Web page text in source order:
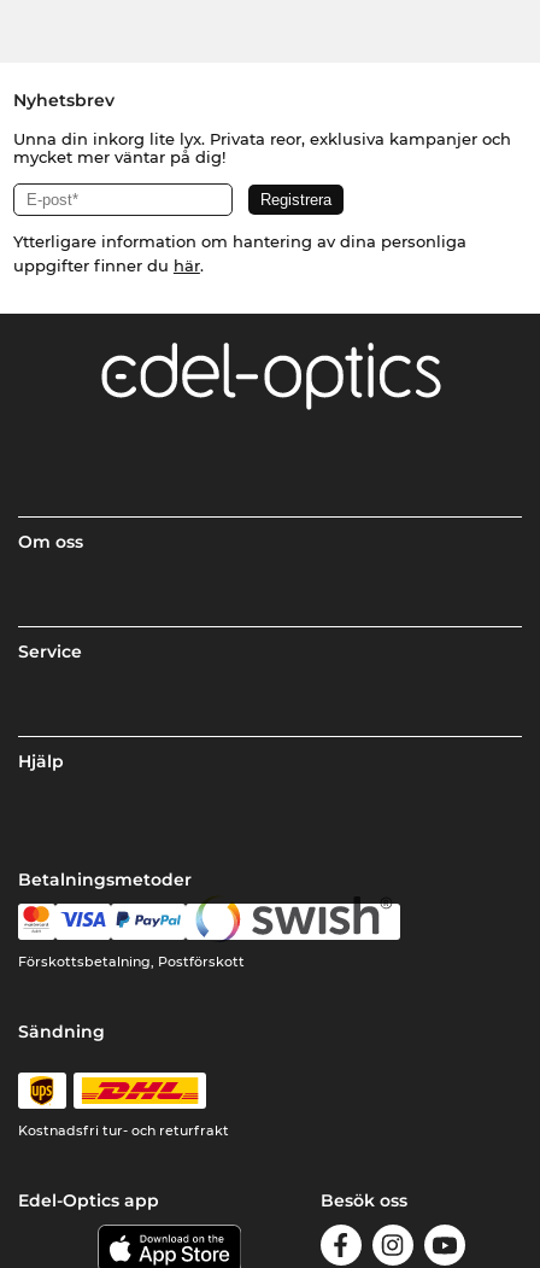
Nyhetsbrev
Unna din inkorg lite lyx. Privata reor, exklusiva kampanjer och
mycket mer väntar på dig!
Ytterligare information om hantering av dina personliga
uppgifter finner du här.
Om oss
Service
Hjälp
Betalningsmetoder
Förskottsbetalning, Postförskott
Sändning
Kostnadsfri tur- och returfrakt
Edel-Optics app Besök oss